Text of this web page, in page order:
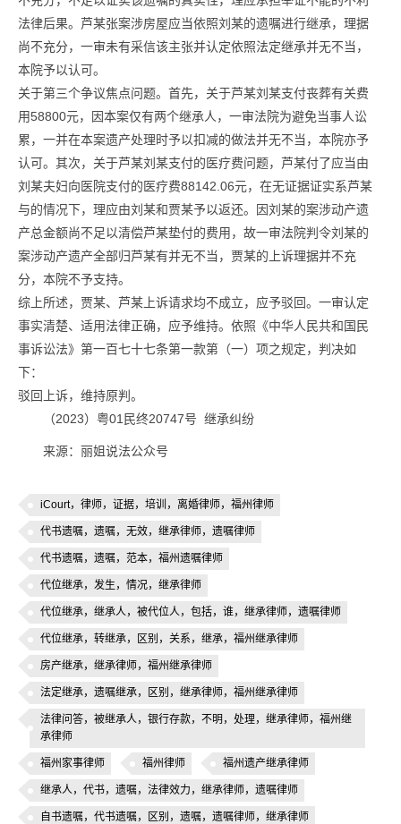
法律后果。芦某张案涉房屋应当依照刘某的遗嘱进行继承，理据
尚不充分，一审未有采信该主张并认定依照法定继承并无不当，
本院予以认可。
关于第三个争议焦点问题。首先，关于芦某刘某支付丧葬有关费
用58800元，因本案仅有两个继承人，一审法院为避免当事人讼
累，一并在本案遗产处理时予以扣减的做法并无不当，本院亦予
认可。其次，关于芦某刘某支付的医疗费问题，芦某付了应当由
刘某夫妇向医院支付的医疗费88142.06元，在无证据证实系芦某
与的情况下，理应由刘某和贾某予以返还。因刘某的案涉动产遗
产总金额尚不足以清偿芦某垫付的费用，故一审法院判令刘某的
案涉动产遗产全部归芦某有并无不当，贾某的上诉理据并不充
分，本院不予支持。
综上所述，贾某、芦某上诉请求均不成立，应予驳回。一审认定
事实清楚、适用法律正确，应予维持。依照《中华人民共和国民
事诉讼法》第一百七十七条第一款第（一）项之规定，判决如
下：
驳回上诉，维持原判。
（2023）粤01民终20747号 继承纠纷
来源：丽姐说法公众号
iCourt，律师，证据，培训，离婚律师，福州律师
代书遗嘱，遗嘱，无效，继承律师，遗嘱律师
代书遗嘱，遗嘱，范本，福州遗嘱律师
代位继承，发生，情况，继承律师
代位继承，继承人，被代位人，包括，谁，继承律师，遗嘱律师
代位继承，转继承，区别，关系，继承，福州继承律师
房产继承，继承律师，福州继承律师
法定继承，遗嘱继承，区别，继承律师，福州继承律师
法律问答，被继承人，银行存款，不明，处理，继承律师，福州继
承律师
福州家事律师 福州律师 福州遗产继承律师
继承人，代书，遗嘱，法律效力，继承律师，遗嘱律师
自书遗嘱，代书遗嘱，区别，遗嘱，遗嘱律师，继承律师